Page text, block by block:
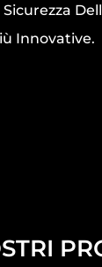
Innovative.